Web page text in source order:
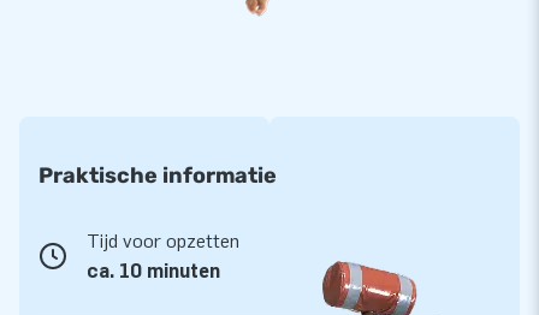
geleverd met 5 jaar garantie. Hierdoor lever jij met dit
Meer dan 15.000 klanten kozen ook voor JB
lucht springen. Vaak letterlijk. Ons team van designers,
ontwikkelaars en logistiek medewerkers leveren unieke
Praktische informatie
Tijd voor opzetten
ca. 10 minuten